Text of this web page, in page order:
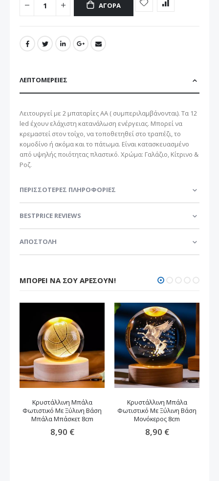
ΑΓΟΡΆ
ΛΕΠΤΟΜΈΡΕΙΕΣ
Λειτουργεί με 2 μπαταρίες ΑΑ ( συμπεριλαμβάνονται). Τα 12
led έχουν ελάχιστη κατανάλωση ενέργειας. Μπορεί να
κρεμαστεί στον τοίχο, να τοποθετηθεί στο τραπέζι, το
κομοδίνο ή ακόμα και το πάτωμα. Είναι κατασκευασμένο
από υψηλής ποιότητας πλαστικό. Χρώμα: Γαλάζιο, Κίτρινο &
Ροζ.
ΠΕΡΙΣΣΌΤΕΡΕΣ ΠΛΗΡΟΦΟΡΊΕΣ
BESTPRICE REVIEWS
ΑΠΟΣΤΟΛΗ
ΜΠΟΡΕΊ ΝΑ ΣΟΥ ΑΡΈΣΟΥΝ!
Κρυστάλλινη Μπάλα
Φωτιστικό Με Ξύλινη Βάση
Μπάλα Μπάσκετ 8cm
8,90 €
Κρυστάλλινη Μπάλα
Φωτιστικό Με Ξύλινη Βάση
Μονόκερος 8cm
8,90 €